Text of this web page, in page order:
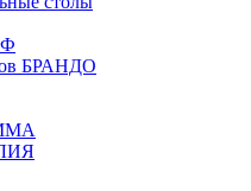
БРАНДО